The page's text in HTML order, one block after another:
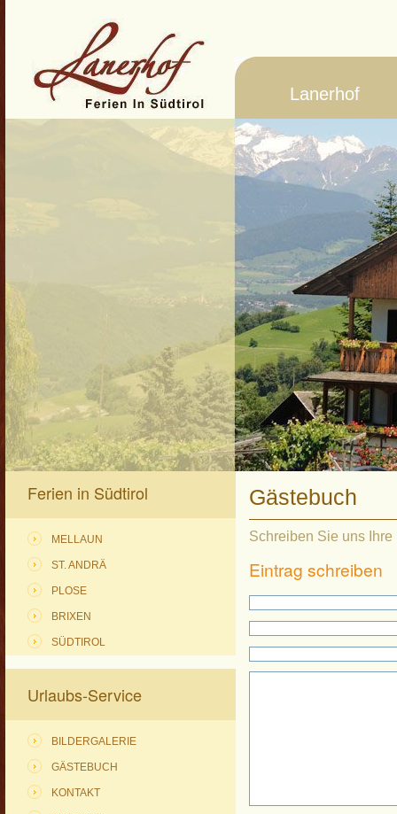
Gästebuch
Schreiben Sie uns
Eintrag schreiben
Ferien in Südtirol
MELLAUN
ST. ANDRÄ
PLOSE
BRIXEN
SÜDTIROL
Urlaubs-Service
BILDERGALERIE
GÄSTEBUCH
KONTAKT
Lanerhof